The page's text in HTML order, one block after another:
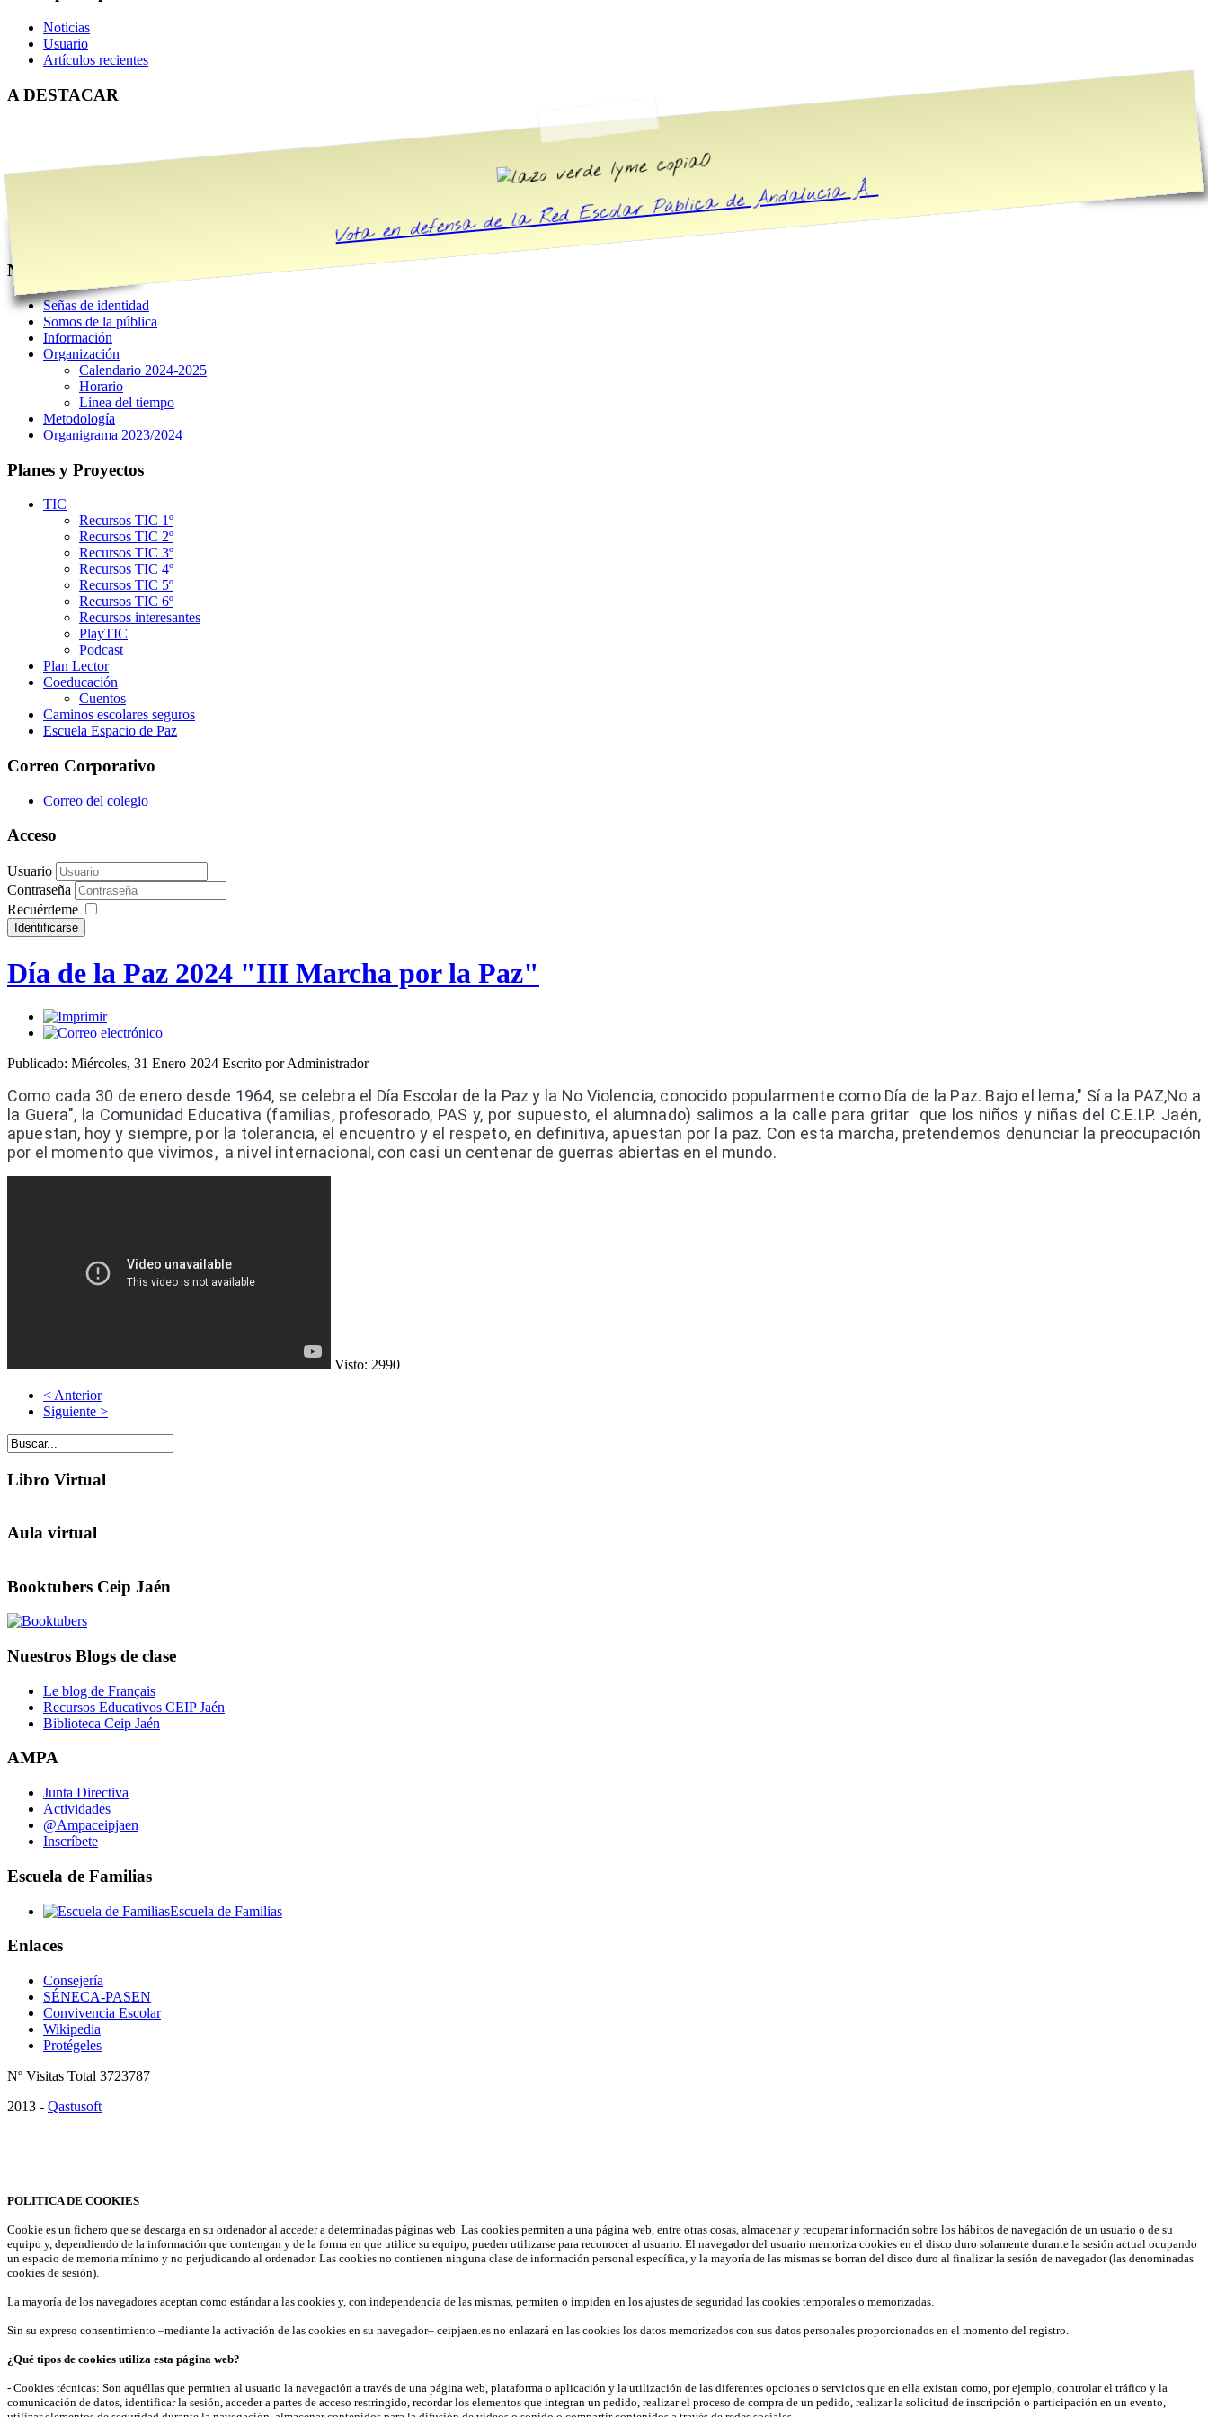
Noticias
Usuario
Artículos recientes
A DESTACAR
O
Vota en defensa de la Red Escolar Pública de Andalucía Â
Nuestro Centro
Señas de identidad
Somos de la pública
Información
Organización
Calendario 2024-2025
Horario
Línea del tiempo
Metodología
Organigrama 2023/2024
Planes y Proyectos
TIC
Recursos TIC 1º
Recursos TIC 2º
Recursos TIC 3º
Recursos TIC 4º
Recursos TIC 5º
Recursos TIC 6º
Recursos interesantes
PlayTIC
Podcast
Plan Lector
Coeducación
Cuentos
Caminos escolares seguros
Escuela Espacio de Paz
Correo Corporativo
Correo del colegio
Acceso
Usuario
Contraseña
Recuérdeme
Día de la Paz 2024 "III Marcha por la Paz"
Publicado: Miércoles, 31 Enero 2024 Escrito por Administrador
Como cada 30 de enero desde 1964, se celebra el Día Escolar de la Paz y la No Violencia, conocido popularmente como Día de la Paz. Bajo el lema," Sí a la PAZ,No a
la Guera", la Comunidad Educativa (familias, profesorado, PAS y, por supuesto, el alumnado) salimos a la calle para gritar que los niños y niñas del C.E.I.P. Jaén,
apuestan, hoy y siempre, por la tolerancia, el encuentro y el respeto, en definitiva, apuestan por la paz. Con esta marcha, pretendemos denunciar la preocupación
por el momento que vivimos, a nivel internacional, con casi un centenar de guerras abiertas en el mundo.
Visto: 2990
< Anterior
Siguiente >
Libro Virtual
Aula virtual
Booktubers Ceip Jaén
Nuestros Blogs de clase
Le blog de Français
Recursos Educativos CEIP Jaén
Biblioteca Ceip Jaén
AMPA
Junta Directiva
Actividades
@Ampaceipjaen
Inscríbete
Escuela de Familias
Escuela de Familias
Enlaces
Consejería
SÉNECA-PASEN
Convivencia Escolar
Wikipedia
Protégeles
Nº Visitas Total 3723787
2013 - Qastusoft
POLITICA DE COOKIES
Cookie es un fichero que se descarga en su ordenador al acceder a determinadas páginas web. Las cookies permiten a una página web, entre otras cosas, almacenar y recuperar información sobre los hábitos de navegación de un usuario o de su
equipo y, dependiendo de la información que contengan y de la forma en que utilice su equipo, pueden utilizarse para reconocer al usuario. El navegador del usuario memoriza cookies en el disco duro solamente durante la sesión actual ocupando
un espacio de memoria mínimo y no perjudicando al ordenador. Las cookies no contienen ninguna clase de información personal específica, y la mayoría de las mismas se borran del disco duro al finalizar la sesión de navegador (las denominadas
cookies de sesión).
La mayoría de los navegadores aceptan como estándar a las cookies y, con independencia de las mismas, permiten o impiden en los ajustes de seguridad las cookies temporales o memorizadas.
Sin su expreso consentimiento –mediante la activación de las cookies en su navegador– ceipjaen.es no enlazará en las cookies los datos memorizados con sus datos personales proporcionados en el momento del registro.
¿Qué tipos de cookies utiliza esta página web?
- Cookies técnicas: Son aquéllas que permiten al usuario la navegación a través de una página web, plataforma o aplicación y la utilización de las diferentes opciones o servicios que en ella existan como, por ejemplo, controlar el tráfico y la
comunicación de datos, identificar la sesión, acceder a partes de acceso restringido, recordar los elementos que integran un pedido, realizar el proceso de compra de un pedido, realizar la solicitud de inscripción o participación en un evento,